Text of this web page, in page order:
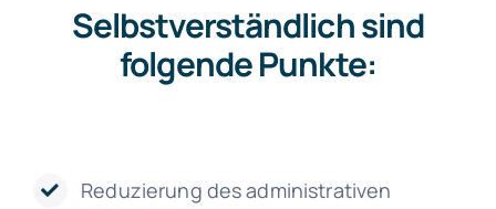
Selbstverständlich sind
folgende Punkte:
Reduzierung des administrativen